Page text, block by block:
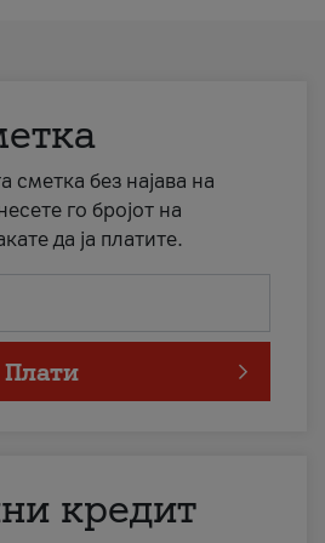
сметка без најава на
го бројот на
да ја платите.
Плати
кредит